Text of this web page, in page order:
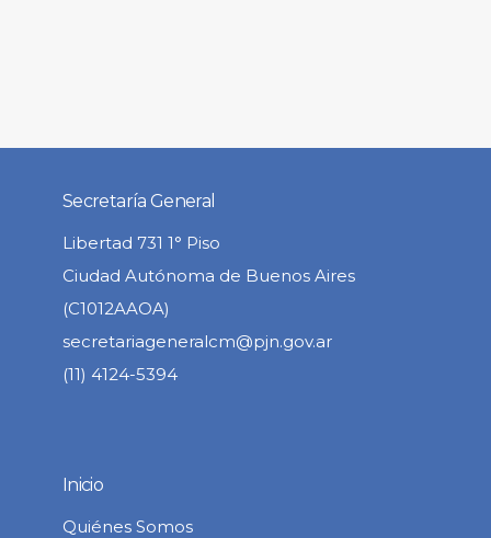
Secretaría General
Libertad 731 1° Piso
Ciudad Autónoma de Buenos Aires
(C1012AAOA)
secretariageneralcm@pjn.gov.ar
(11) 4124-5394
Inicio
Quiénes Somos